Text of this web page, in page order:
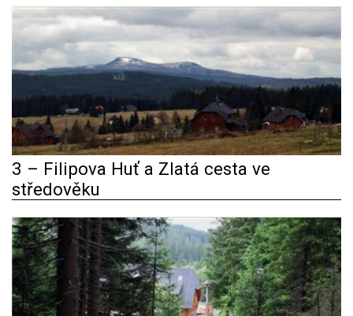
3 – Filipova Huť a Zlatá cesta ve
středověku